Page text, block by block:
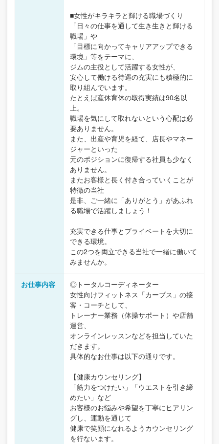
■女性がキラキラと輝ける職場づくり
「日々の仕事を通して生き生きと輝ける
職場」や
「目標に向かってキャリアアップできる
環境」等をテーマに、
ジムの主役として活躍する女性が、
安心して働ける待遇の充実にも積極的に
取り組んでいます。
たとえば産休育休の取得実績は90名以
上。
職場を気にして取れないという心配は必
要ありません。
また、出産や育児を経て、店長やマネー
ジャーといった
元のポジションに復帰する社員も少なく
ありません。
またお客様と長く付き合っていくことが
特徴の当社
是非、ご一緒に「ありがとう」があふれ
る職場で活躍しましょう！
充実できる仕事とプライベートを大切に
できる環境。
この2つを両立できる当社で一緒に働いて
みませんか。
お仕事内容
◎トータルコーディネーター
女性向けフィットネス「カーブス」の接
客・コーチとして、
トレーナー業務（体操サポート）や店舗
運営、
オンラインレッスンなどを担当していた
だきます。
具体的なお仕事は以下の通りです。
【健康カウンセリング】
「筋力をつけたい」「ウエストを引き締
めたい」など
お客様のお悩みや希望を丁寧にヒアリン
グし、運動を通じて
健康で笑顔になれるようカウンセリング
を行ないます。